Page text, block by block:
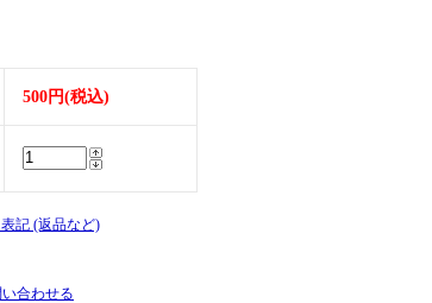
500円(税込)
記 (返品など)
合わせる